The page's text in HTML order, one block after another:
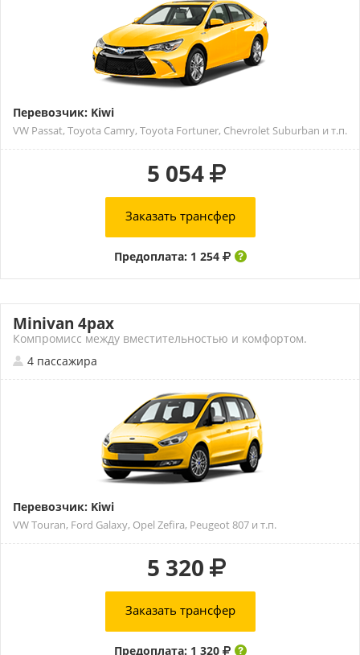
Перевозчик: Kiwi
VW Passat, Toyota Camry, Toyota Fortuner, Chevrolet Suburban и т.п.
5 054
Заказать трансфер
Предоплата: 1 254
Minivan 4pax
Компромисс между вместительностью и комфортом.
4 пассажира
Перевозчик: Kiwi
VW Touran, Ford Galaxy, Opel Zefira, Peugeot 807 и т.п.
5 320
Заказать трансфер
Предоплата: 1 320